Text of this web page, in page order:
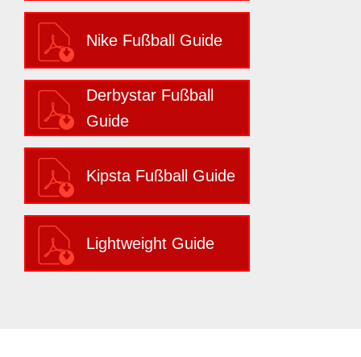
Nike Fußball Guide
Derbystar Fußball
Guide
Kipsta Fußball Guide
Lightweight Guide